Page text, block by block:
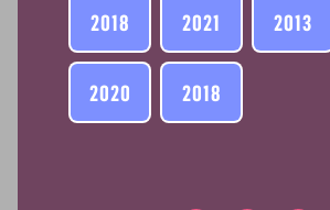
2018 2021 2013
2020 2018